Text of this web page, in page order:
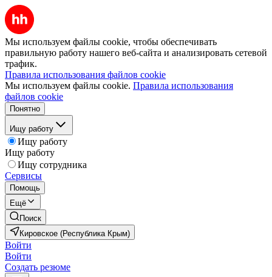
Мы используем файлы cookie, чтобы обеспечивать
правильную работу нашего веб-сайта и анализировать сетевой
трафик.
Правила использования файлов cookie
Мы используем файлы cookie. Правила использования
файлов cookie
Понятно
Ищу работу
Ищу работу
Ищу работу
Ищу сотрудника
Сервисы
Помощь
Ещё
Поиск
Кировское (Республика Крым)
Войти
Войти
Создать резюме